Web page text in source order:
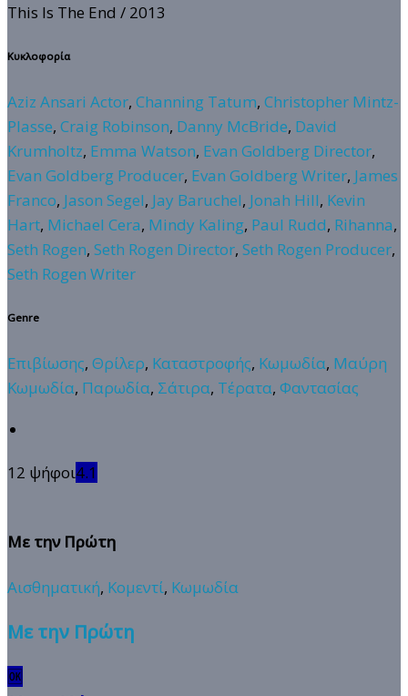
This Is The End / 2013
Κυκλοφορία
Aziz Ansari Actor, Channing Tatum, Christopher Mintz-
Plasse, Craig Robinson, Danny McBride, David
Krumholtz, Emma Watson, Evan Goldberg Director,
Evan Goldberg Producer, Evan Goldberg Writer, James
Franco, Jason Segel, Jay Baruchel, Jonah Hill, Kevin
Hart, Michael Cera, Mindy Kaling, Paul Rudd, Rihanna,
Seth Rogen, Seth Rogen Director, Seth Rogen Producer,
Seth Rogen Writer
Genre
Επιβίωσης, Θρίλερ, Καταστροφής, Κωμωδία, Μαύρη
Κωμωδία, Παρωδία, Σάτιρα, Τέρατα, Φαντασίας
12 ψήφοι4.1
Με την Πρώτη
Αισθηματική, Κομεντί, Κωμωδία
Με την Πρώτη
🆗